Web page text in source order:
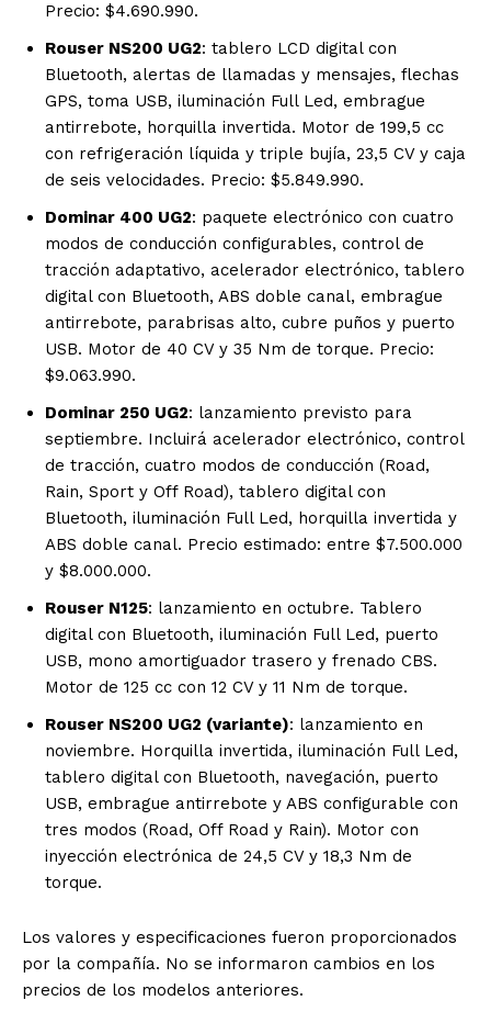
Precio: $4.690.990.
Rouser NS200 UG2: tablero LCD digital con
Bluetooth, alertas de llamadas y mensajes, flechas
GPS, toma USB, iluminación Full Led, embrague
antirrebote, horquilla invertida. Motor de 199,5 cc
con refrigeración líquida y triple bujía, 23,5 CV y caja
de seis velocidades. Precio: $5.849.990.
Dominar 400 UG2: paquete electrónico con cuatro
modos de conducción configurables, control de
tracción adaptativo, acelerador electrónico, tablero
digital con Bluetooth, ABS doble canal, embrague
antirrebote, parabrisas alto, cubre puños y puerto
USB. Motor de 40 CV y 35 Nm de torque. Precio:
$9.063.990.
Dominar 250 UG2: lanzamiento previsto para
septiembre. Incluirá acelerador electrónico, control
de tracción, cuatro modos de conducción (Road,
Rain, Sport y Off Road), tablero digital con
Bluetooth, iluminación Full Led, horquilla invertida y
ABS doble canal. Precio estimado: entre $7.500.000
y $8.000.000.
Rouser N125: lanzamiento en octubre. Tablero
digital con Bluetooth, iluminación Full Led, puerto
USB, mono amortiguador trasero y frenado CBS.
Motor de 125 cc con 12 CV y 11 Nm de torque.
Rouser NS200 UG2 (variante): lanzamiento en
noviembre. Horquilla invertida, iluminación Full Led,
tablero digital con Bluetooth, navegación, puerto
USB, embrague antirrebote y ABS configurable con
tres modos (Road, Off Road y Rain). Motor con
inyección electrónica de 24,5 CV y 18,3 Nm de
torque.
Los valores y especificaciones fueron proporcionados
por la compañía. No se informaron cambios en los
precios de los modelos anteriores.